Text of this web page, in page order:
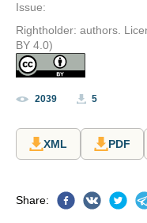
Issue:
Rightholder: authors.
BY 4.0)
2039 5
XML PDF
Share: